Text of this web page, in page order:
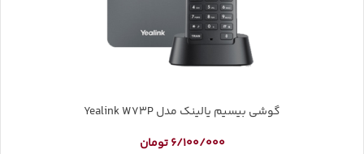
گوشی بیسیم یالینک مدل Yealink W73P
6/100/000 تومان